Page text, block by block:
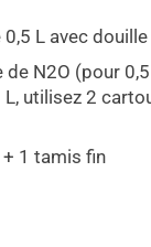
L avec
de N2O (pour
utilisez 2
1 tamis fin